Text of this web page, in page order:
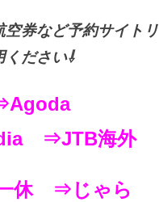
空券など予約サイトリ
ください⇩
⇒JTB海外
休
⇒じゃら